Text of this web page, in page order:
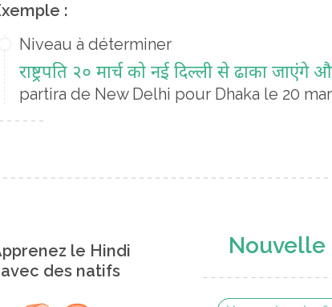
:
Niveau à déterminer
राष्ट्रपति २० मार्च को नई दिल्ली से ढाका
partira de New Delhi pour Dhaka le 20
le Hindi
avec des natifs
Nouvelle